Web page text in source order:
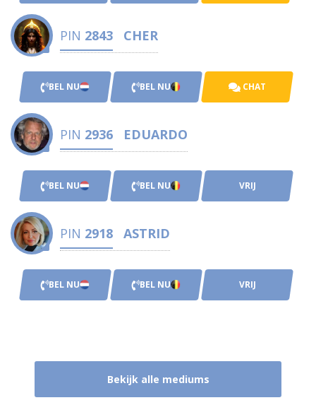
PIN 2843 CHER
BEL NU BEL NU CHAT
PIN 2936 EDUARDO
BEL NU BEL NU VRIJ
PIN 2918 ASTRID
BEL NU BEL NU VRIJ
Bekijk alle mediums